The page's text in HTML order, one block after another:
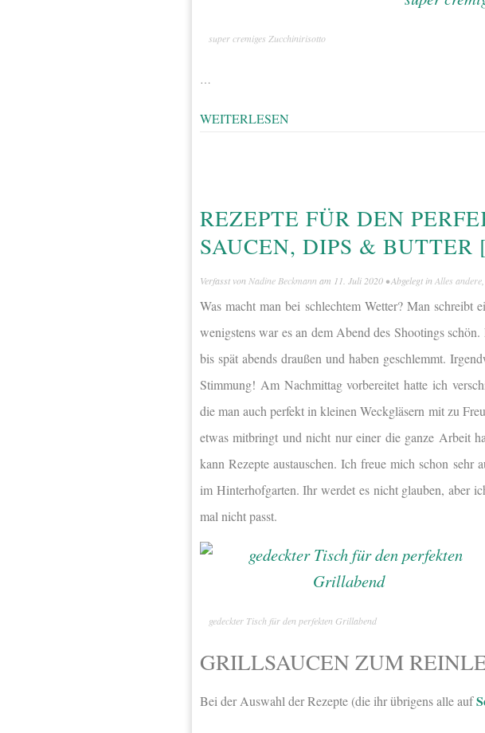
super cremiges Zucchinirisotto
…
WEITERLESEN
REZEPTE FÜR DEN
SAUCEN, DIPS & BUTTER
Verfasst von Nadine Beckmann am 11. Juli 2020 • Abgelegt in Alles andere
Was macht man bei schlechtem Wetter? Man
wenigstens war es an dem Abend des Shootings
bis spät abends draußen und haben geschlemmt.
Stimmung! Am Nachmittag vorbereitet hatte ich
die man auch perfekt in kleinen Weckgläsern mit zu
etwas mitbringt und nicht nur einer die ganze Arbeit
kann Rezepte austauschen. Ich freue mich schon
im Hinterhofgarten. Ihr werdet es nicht glauben, aber
mal nicht passt.
gedeckter Tisch für den perfekten Grillabend
GRILLSAUCEN ZUM
Bei der Auswahl der Rezepte (die ihr übrigens alle auf